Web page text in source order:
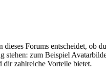
Forums entscheidet, ob
zum Beispiel
dir zahlreiche Vorteile bietet.